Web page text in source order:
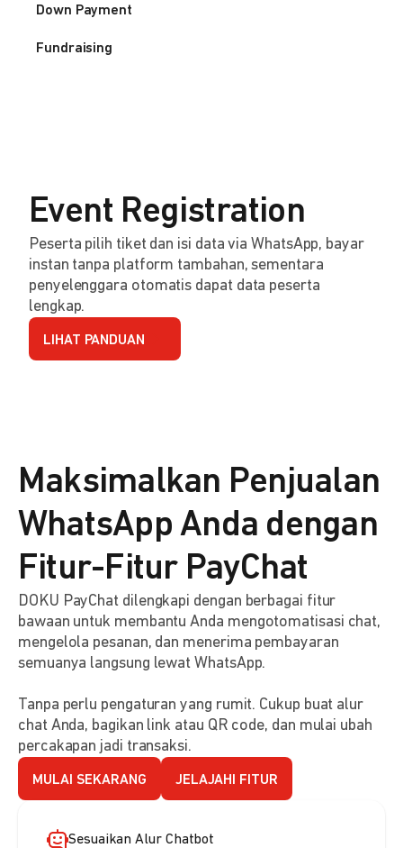
Down Payment
Fundraising
Event Registration
Peserta pilih tiket dan isi data via WhatsApp, bayar
instan tanpa platform tambahan, sementara
penyelenggara otomatis dapat data peserta
lengkap.
LIHAT PANDUAN
Maksimalkan Penjualan
WhatsApp Anda dengan
Fitur-Fitur PayChat
DOKU PayChat dilengkapi dengan berbagai fitur
bawaan untuk membantu Anda mengotomatisasi chat,
mengelola pesanan, dan menerima pembayaran
semuanya langsung lewat WhatsApp.
Tanpa perlu pengaturan yang rumit. Cukup buat alur
chat Anda, bagikan link atau QR code, dan mulai ubah
percakapan jadi transaksi.
MULAI SEKARANG JELAJAHI FITUR
Sesuaikan Alur Chatbot